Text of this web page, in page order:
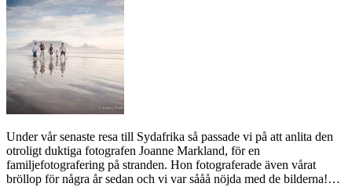
Under vår senaste resa till Sydafrika så passade vi på att anlita den
otroligt duktiga fotografen Joanne Markland, för en
familjefotografering på stranden. Hon fotograferade även vårat
bröllop för några år sedan och vi var sååå nöjda med de bilderna!…